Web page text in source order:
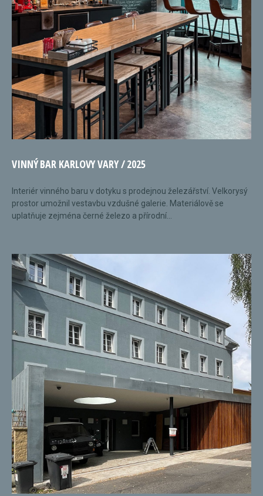
VINNÝ BAR KARLOVY VARY / 2025
Interiér vinného baru v dotyku s prodejnou železářství. Velkorysý
prostor umožnil vestavbu vzdušné galerie. Materiálově se
uplatňuje zejména černé železo a přírodní...